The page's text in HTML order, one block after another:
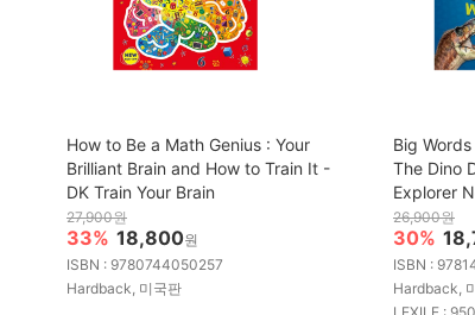
How to Be a Math Genius : Your
Brilliant Brain and How to Train It -
DK Train Your Brain
27,900원
33% 18,800원
ISBN : 9780744050257
Hardback, 미국판
Big
The Dino
Explorer
26,900원
30%
ISBN :
Hardback,